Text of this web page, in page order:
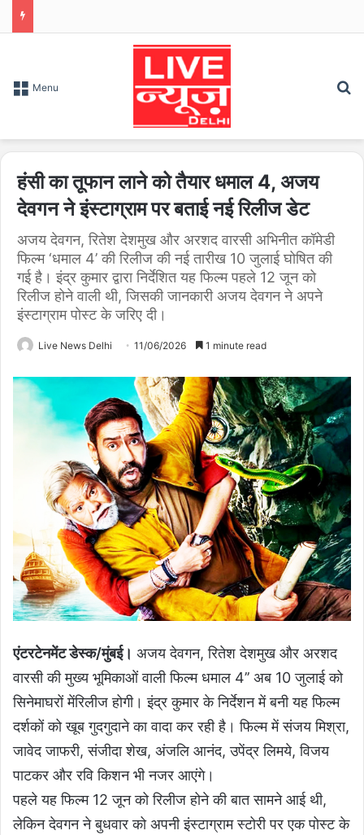
Menu
हंसी का तूफान लाने को तैयार धमाल 4, अजय
देवगन ने इंस्टाग्राम पर बताई नई रिलीज डेट
अजय देवगन, रितेश देशमुख और अरशद वारसी अभिनीत कॉमेडी
फिल्म ‘धमाल 4’ की रिलीज की नई तारीख 10 जुलाई घोषित की
गई है। इंद्र कुमार द्वारा निर्देशित यह फिल्म पहले 12 जून को
रिलीज होने वाली थी, जिसकी जानकारी अजय देवगन ने अपने
इंस्टाग्राम पोस्ट के जरिए दी।
Live News Delhi 11/06/2026 1 minute read
एंटरटेनमेंट डेस्क/मुंबई। अजय देवगन, रितेश देशमुख और अरशद
वारसी की मुख्य भूमिकाओं वाली फिल्म धमाल 4’’ अब 10 जुलाई को
सिनेमाघरों मेंरिलीज होगी। इंद्र कुमार के निर्देशन में बनी यह फिल्म
दर्शकों को खूब गुदगुदाने का वादा कर रही है। फिल्म में संजय मिश्रा,
जावेद जाफरी, संजीदा शेख, अंजलि आनंद, उपेंद्र लिमये, विजय
पाटकर और रवि किशन भी नजर आएंगे।
पहले यह फिल्म 12 जून को रिलीज होने की बात सामने आई थी,
लेकिन देवगन ने बुधवार को अपनी इंस्टाग्राम स्टोरी पर एक पोस्ट के